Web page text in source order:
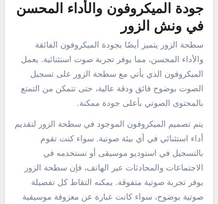
جودة الميكروفون والأداء المحسن
في ونش الزور
سطحة الزور يتميز أيضًا بجودة الميكروفون الفائقة
والأداء المحسن، مما يوفر تجربة صوت استثنائية. يعمل
الميكروفون الذي يأتي مع سطحة الزور على تسجيل
الصوت بوضوح فائق ودقة عالية، حتى تتمكن من التمتع
بالمحتوى الصوتي بأعلى جودة ممكنة.
يتم تصميم الميكروفون الموجود في سطحة الزور لتقديم
أداء استثنائي في أي بيئة صوتية. سواء كنت تقوم
بالتسجيل في استوديو موسيقى أو تستخدمه في
الاجتماعات والمحادثات عبر الهاتف، فإن سطحة الزور
يوفر تجربة صوتية متفوقة. يمكنه التقاط كل تفصيلة
صوتية بوضوح، سواء كانت عبارة عن معزوفة موسيقية